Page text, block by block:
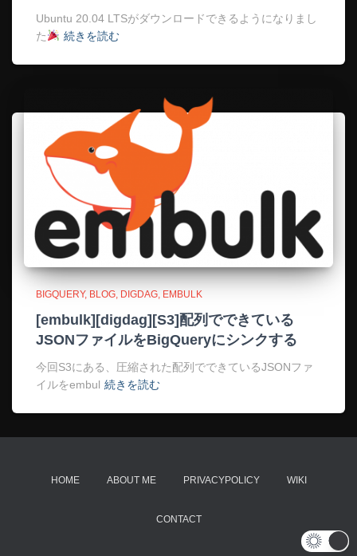
Ubuntu 20.04 LTSがダウンロードできるようになりまし
た
続きを読む
BIGQUERY BLOG DIGDAG EMBULK
[embulk][digdag][S3]配列でできている
JSONファイルをBigQueryにシンクする
今回S3にある、圧縮された配列でできているJSONファ
イルをembul 続きを読む
HOME ABOUT ME PRIVACYPOLICY WIKI
CONTACT